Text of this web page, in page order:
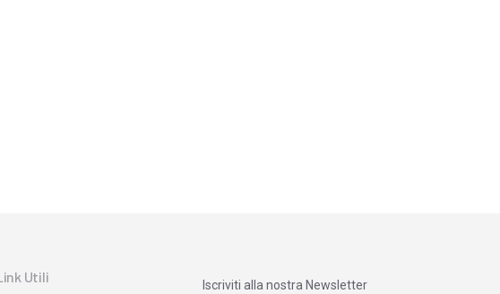
Utili Iscriviti alla nostra Newsletter